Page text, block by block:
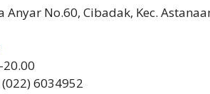
Anyar No.60, Cibadak, Kec.
(022) 6034952